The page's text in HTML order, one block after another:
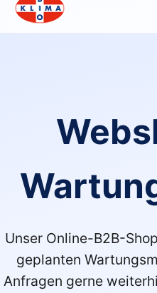
Unser Online-B2B-
geplanten
Anfragen gerne